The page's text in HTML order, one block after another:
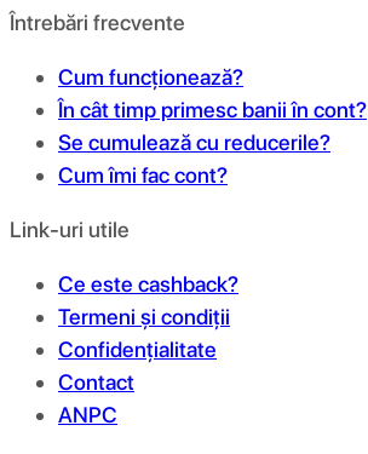
Întrebări frecvente
Cum funcționează?
În cât timp primesc banii în cont?
Se cumulează cu reducerile?
Cum îmi fac cont?
Link-uri utile
Ce este cashback?
Termeni și condiții
Confidențialitate
Contact
ANPC